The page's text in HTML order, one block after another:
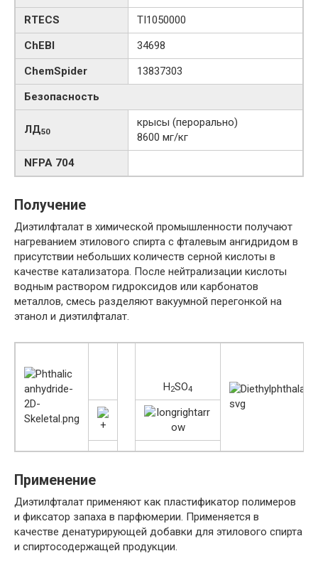
RTECS
TI1050000
ChEBI
34698
ChemSpider
13837303
Безопасность
ЛД50
крысы (перорально)
8600 мг/кг
NFPA 704
Получение
Диэтилфталат в химической промышленности получают
нагреванием этилового спирта с фталевым ангидридом в
присутствии небольших количеств серной кислоты в
качестве катализатора. После нейтрализации кислоты
водным раствором гидроксидов или карбонатов
металлов, смесь разделяют вакуумной перегонкой на
этанол и диэтилфталат.
H2SO4
Применение
Диэтилфталат применяют как пластификатор полимеров
и фиксатор запаха в парфюмерии. Применяется в
качестве денатурирующей добавки для этилового спирта
и спиртосодержащей продукции.